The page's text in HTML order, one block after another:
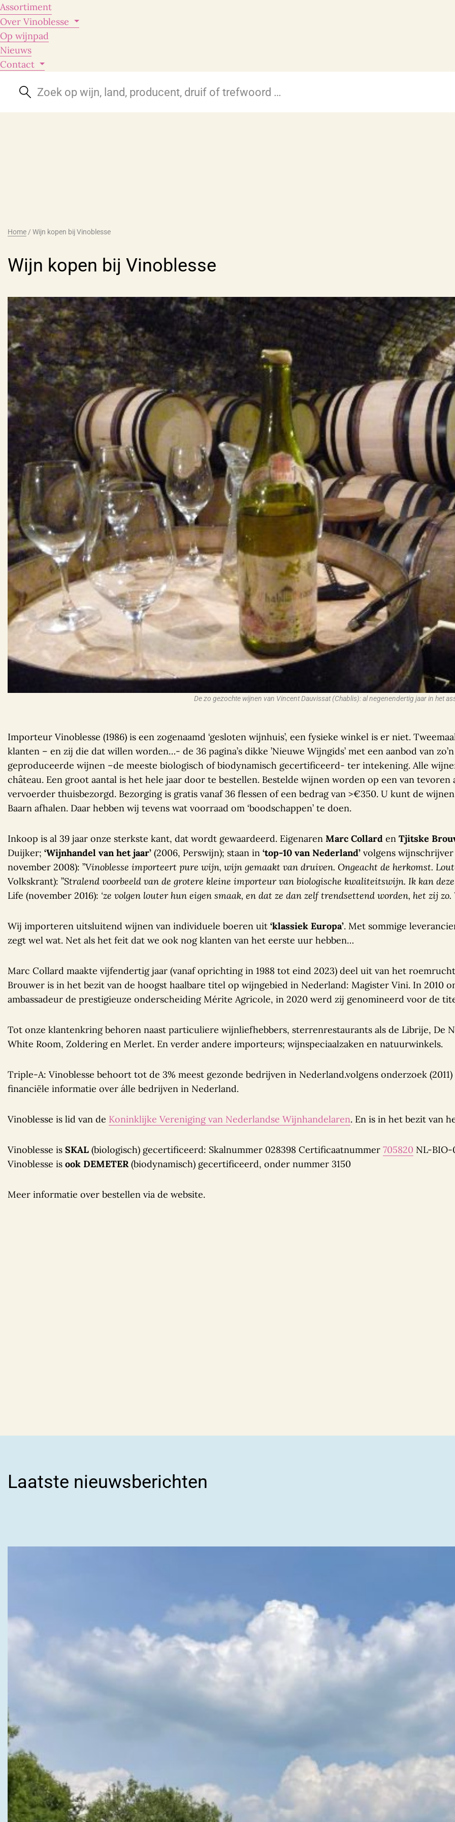
Assortiment
Over Vinoblesse
Op wijnpad
Nieuws
Contact
Home / Wijn kopen bij Vinoblesse
Wijn kopen bij Vinoblesse
De zo gezochte wijnen van Vincent Dauvissat (Chablis): al negenendertig jaar in het
Importeur Vinoblesse (1986) is een zogenaamd ‘gesloten wijnhuis’, een fysieke winkel is er niet.
klanten – en zij die dat willen worden…- de 36 pagina’s dikke ’Nieuwe Wijngids’ met een aanbod van
geproduceerde wijnen –de meeste biologisch of biodynamisch gecertificeerd- ter intekening. Alle
château. Een groot aantal is het hele jaar door te bestellen. Bestelde wijnen worden op een van
vervoerder thuisbezorgd. Bezorging is gratis vanaf 36 flessen of een bedrag van >€350. U kunt de
Baarn afhalen. Daar hebben wij tevens wat voorraad om ‘boodschappen’ te doen.
Inkoop is al 39 jaar onze sterkste kant, dat wordt gewaardeerd. Eigenaren Marc Collard en Tjitske
Duijker; ‘Wijnhandel van het jaar’ (2006, Perswijn); staan in ‘top-10 van Nederland’ volgens
november 2008): ”Vinoblesse importeert pure wijn, wijn gemaakt van druiven. Ongeacht de herkomst.
Volkskrant): ”Stralend voorbeeld van de grotere kleine importeur van biologische kwaliteitswijn. Ik kan
Life (november 2016): ‘ze volgen louter hun eigen smaak, en dat ze dan zelf trendsettend worden, het zij zo.
Wij importeren uitsluitend wijnen van individuele boeren uit ‘klassiek Europa’. Met sommige
zegt wel wat. Net als het feit dat we ook nog klanten van het eerste uur hebben…
Marc Collard maakte vijfendertig jaar (vanaf oprichting in 1988 tot eind 2023) deel uit van het
Brouwer is in het bezit van de hoogst haalbare titel op wijngebied in Nederland: Magister Vini. In 2010
ambassadeur de prestigieuze onderscheiding Mérite Agricole, in 2020 werd zij genomineerd voor de
Tot onze klantenkring behoren naast particuliere wijnliefhebbers, sterrenrestaurants als de Librije, De
White Room, Zoldering en Merlet. En verder andere importeurs; wijnspeciaalzaken en natuurwinkels.
Triple-A: Vinoblesse behoort tot de 3% meest gezonde bedrijven in Nederland.volgens onderzoek
financiële informatie over álle bedrijven in Nederland.
Vinoblesse is lid van de Koninklijke Vereniging van Nederlandse Wijnhandelaren. En is in het bezit van
Vinoblesse is SKAL (biologisch) gecertificeerd: Skalnummer 028398 Certificaatnummer 705820 NL-BIO-
Vinoblesse is ook DEMETER(biodynamisch) gecertificeerd, onder nummer 3150
Meer informatie over bestellen via de website.
Laatste nieuwsberichten